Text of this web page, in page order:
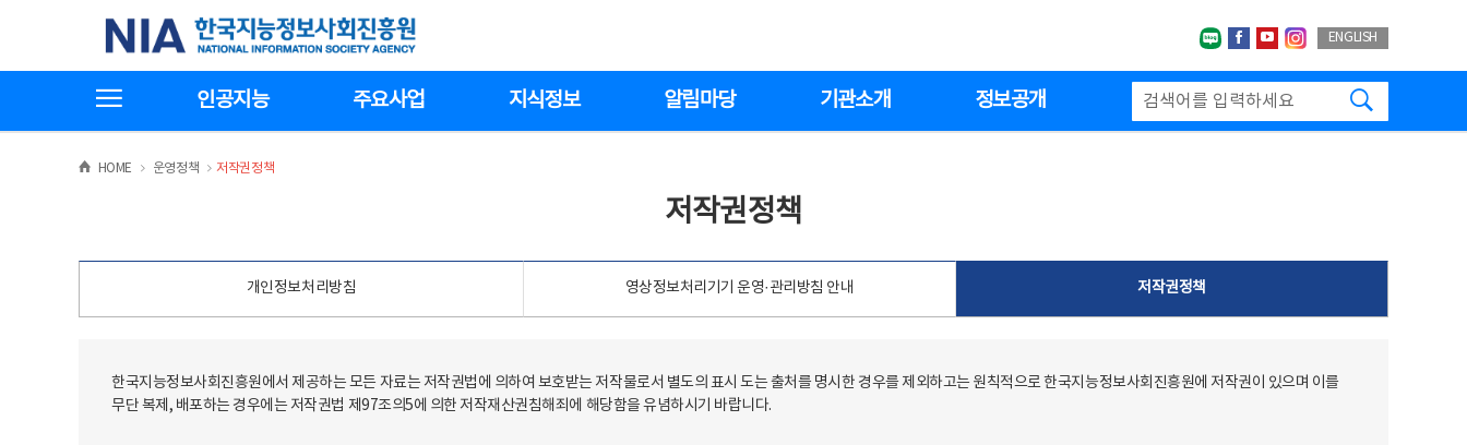
기
한국지능정보사회진흥원
네이버블로그
페이스북
유투브인스타그랩
ENGLISH
인공지능 주요사업 지식정보 알림마당 기관소개 정보공개
HOME >운영정책 >
저작권정책
저작권정책
개인정보처리방침 영상정보처리기기 운영·관리방침 안내 저작권정책
한국지능정보사회진흥원에서 제공하는 모든 자료는 저작권법에 의하여 보호받는 저작물로서 별도의 표시 도는 출처를 명시한 경우를 제외하고는 원칙적으로 한국지능정보사회진흥원에 저작권이 있으며 이를
무단 복제, 배포하는 경우에는 저작권법 제97조의5에 의한 저작재산권침해죄에 해당함을 유념하시기 바랍니다.